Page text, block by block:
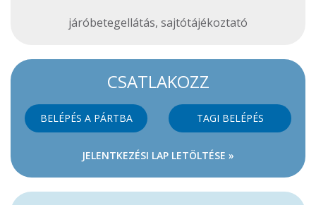
járóbetegellátás, sajtótájékoztató
CSATLAKOZZ
BELÉPÉS A PÁRTBA TAGI BELÉPÉS
JELENTKEZÉSI LAP LETÖLTÉSE »